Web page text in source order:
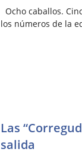
Ocho caballos.
los números de la
Las
salida